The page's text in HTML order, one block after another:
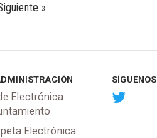
»
Electrónica
Electrónica
SÍGUENOS